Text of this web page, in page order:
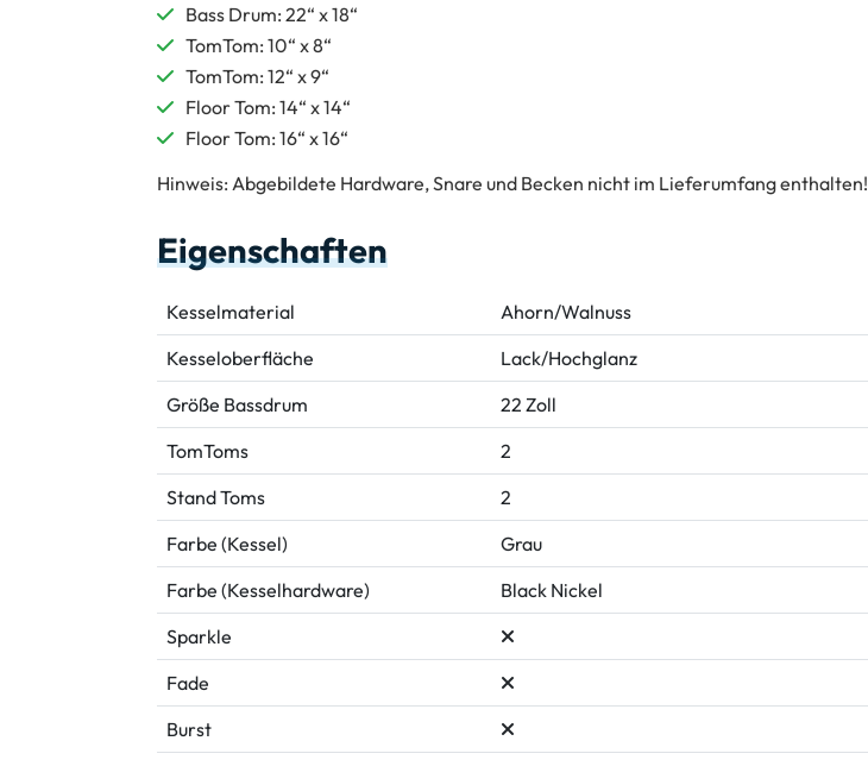
Bass Drum: 22“ x 18“
TomTom: 10“ x 8“
TomTom: 12“ x 9“
Floor Tom: 14“ x 14“
Floor Tom: 16“ x 16“
Hinweis: Abgebildete Hardware, Snare und Becken nicht im Lieferumfang enthalten!
Eigenschaften
Kesselmaterial
Ahorn/Walnuss
Kesseloberfläche
Lack/Hochglanz
Größe Bassdrum
22 Zoll
TomToms
2
Stand Toms
2
Farbe (Kessel)
Grau
Farbe (Kesselhardware)
Black Nickel
Sparkle
Fade
Burst